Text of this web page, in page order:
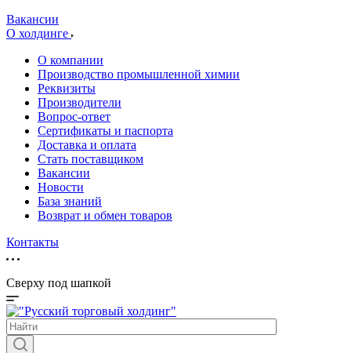
Вакансии
О холдинге
О компании
Производство промышленной химии
Реквизиты
Производители
Вопрос-ответ
Сертификаты и паспорта
Доставка и оплата
Стать поставщиком
Вакансии
Новости
База знаний
Возврат и обмен товаров
Контакты
Сверху под шапкой